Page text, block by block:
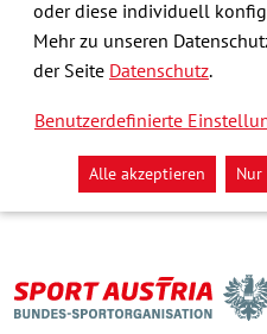
oder diese individuell
Mehr zu unseren
der Seite Datenschutz.
Benutzerdefinierte
Alle akzeptieren